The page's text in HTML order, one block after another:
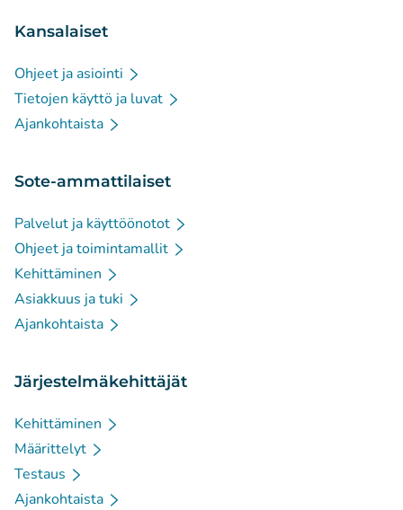
Kansalaiset
Ohjeet ja asiointi
Tietojen käyttö ja luvat
Ajankohtaista
Sote-ammattilaiset
Palvelut ja käyttöönotot
Ohjeet ja toimintamallit
Kehittäminen
Asiakkuus ja tuki
Ajankohtaista
Järjestelmäkehittäjät
Kehittäminen
Määrittelyt
Testaus
Ajankohtaista